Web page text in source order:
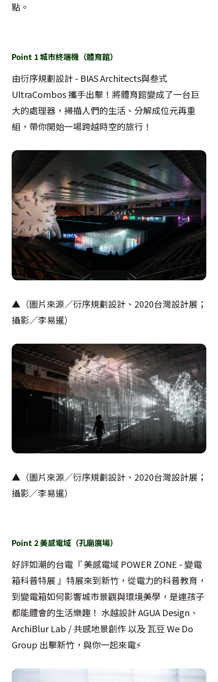
點。
Point 1城市終端機（體育館）
由衍序規劃設計 - BIAS Architects與叁式
UltraCombos攜手出擊！將體育館變成了一台巨
大的處理器，掃描人們的生活、分解成位元再重
組，帶你開始一場跨越時空的旅行！
▲（圖片來源／衍序規劃設計、 2020台灣設計展；
攝影／李易暹）
▲（圖片來源／衍序規劃設計、 2020台灣設計展；
攝影／李易暹）
Point 2美感電域（孔廟廣場）
好評如潮的台電『 美感電域 POWER ZONE -變電
箱科普特展 』特展來到新竹，從電力的科普教育，
到變電箱如何影響城市景觀與環境美學，是連孩子
都能體會的生活樂趣！ 水越設計AGUA Design 、
ArchiBlur Lab /共感地景創作 以及 瓦豆We Do
Group 出擊新竹，與你一起來電⚡